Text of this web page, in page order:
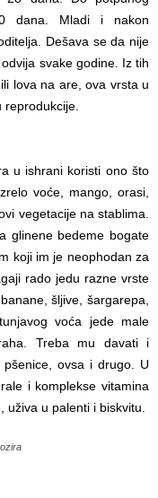
dana. Mladi i nakon
Dešava se da nije
svake godine. Iz tih
lova na are, ova vrsta u
u ishrani koristi ono što
voće, mango, orasi,
vegetacije na stablima.
glinene bedeme bogate
koji im je neophodan za
rado jedu razne vrste
šljive, šargarepa,
voća jede male
Treba mu davati i
pšenice, ovsa i drugo. U
i komplekse vitamina
uživa u palenti i biskvitu.